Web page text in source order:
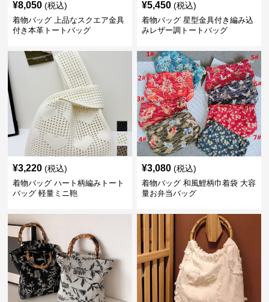
¥8,050 (税込)
着物バッグ 上品なスクエア金具
付き本革トートバッグ
¥5,450 (税込)
着物バッグ 星型金具付き編み込
みレザー調トートバッグ
¥3,220 (税込)
着物バッグ ハート柄編みトート
バッグ 軽量ミニ鞄
¥3,080 (税込)
着物バッグ 和風鯉柄巾着袋 大容
量お弁当バッグ